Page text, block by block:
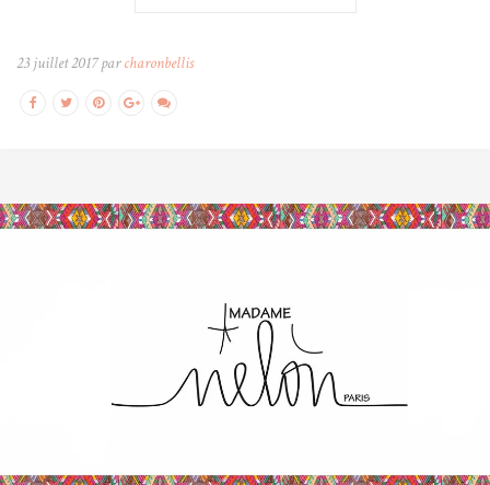
23 juillet 2017 parcharonbellis